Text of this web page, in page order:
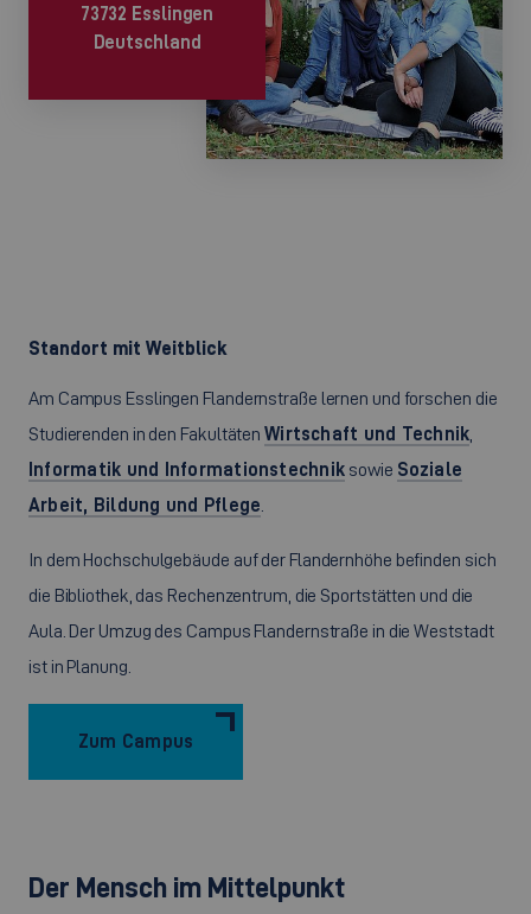
Standort mit Weitblick
Am Campus Esslingen Flandernstraße lernen und forschen die
Studierenden in den FakultätenWirtschaft und Technik
Informatik und Informationstechnik sowie Soziale
Arbeit, Bildung und Pflege
In dem Hochschulgebäude auf der Flandernhöhe befinden sich
die Bibliothek, das Rechenzentrum, die Sportstätten und die
Aula. Der Umzug des Campus Flandernstraße in die Weststadt
ist in Planung.
Zum Campus
73732 Esslingen
Deutschland
Der Mensch im Mittelpunkt